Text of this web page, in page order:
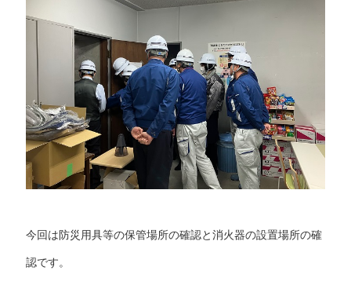
今回は防災用具等の保管場所の確認と消火器の設置場所の確
認です。